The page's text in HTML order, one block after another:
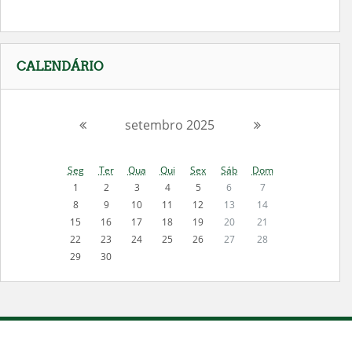
Calendário
CALENDÁRIO
setembro 2025
Seg Ter Qua Qui Sex Sáb
Dom
1
2 3 4 5 6
7
8
9 10 11 12 13
14
15
16 17 18 19 20
21
22
23 24 25 26 27
28
29
30